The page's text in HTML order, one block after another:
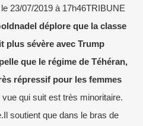
23/07/2019 à 17h46TRIBUNE
déplore que la classe
plus sévère avec Trump
que le régime de Téhéran,
répressif pour les femmes
vue qui suit est très minoritaire.
soutient que dans le bras de